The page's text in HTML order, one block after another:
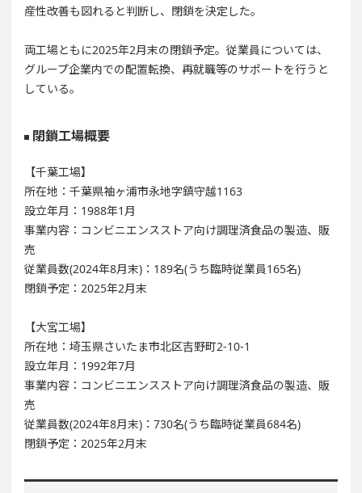
産性改善も図れると判断し、閉鎖を決定した。
両工場ともに2025年2月末の閉鎖予定。従業員については、
グループ企業内での配置転換、再就職等のサポートを行うと
している。
閉鎖工場概要
【千葉工場】
所在地：千葉県袖ヶ浦市永地字鎮守越1163
設立年月：1988年1月
事業内容：コンビニエンスストア向け調理済食品の製造、販
売
従業員数(2024年8月末)：189名(うち臨時従業員165名)
閉鎖予定：2025年2月末
【大宮工場】
所在地：埼玉県さいたま市北区吉野町2-10-1
設立年月：1992年7月
事業内容：コンビニエンスストア向け調理済食品の製造、販
売
従業員数(2024年8月末)：730名(うち臨時従業員684名)
閉鎖予定：2025年2月末